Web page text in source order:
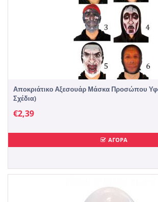
Αποκριάτικο Αξεσουάρ Μάσκα Προσώπου
Σχέδια)
€2,39
ΑΓΟΡΑ